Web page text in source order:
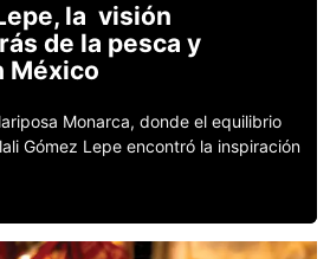
la visión
de la pesca y
México
Monarca, donde el equilibrio
Gómez Lepe encontró la inspiración